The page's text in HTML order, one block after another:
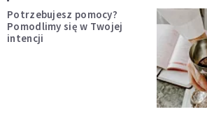
Potrzebujesz pomocy?
Pomodlimy się w Twojej
intencji